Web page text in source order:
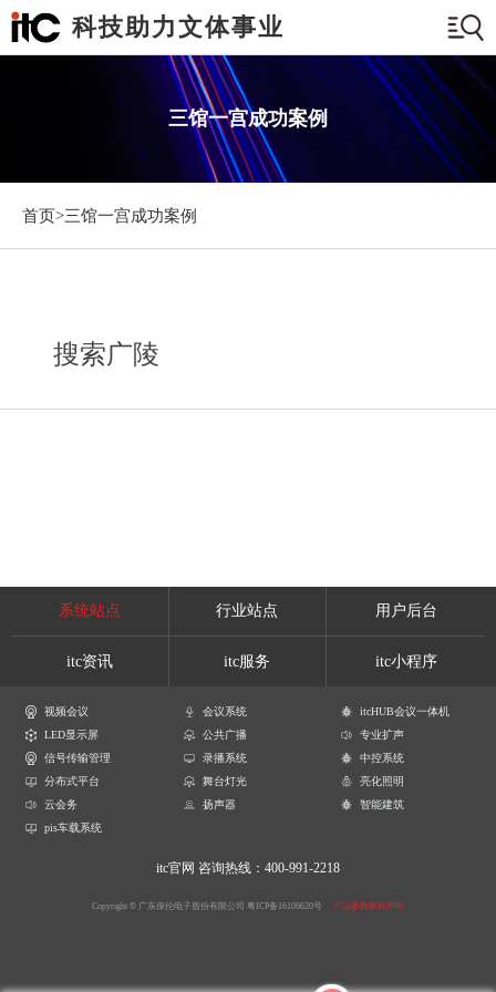
科技助力文体事业
三馆一宫成功案例
首页>三馆一宫成功案例
搜索广陵
系统站点 行业站点 用户后台
itc资讯 itc服务 itc小程序
视频会议 会议系统
itcHUB会议一体机
LED显示屏
公共广播
专业扩声
信号传输管理
录播系统
中控系统
分布式平台
舞台灯光
亮化照明
云会务
扬声器
智能建筑
pis车载系统
itc官网 咨询热线：400-991-2218
Copyright © 广东保伦电子股份有限公司 粤ICP备16106620号 产品参数解释声明